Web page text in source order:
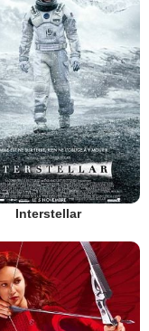
Interstellar